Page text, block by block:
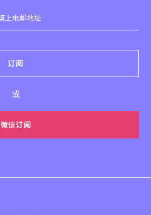
订阅
或
微信订阅